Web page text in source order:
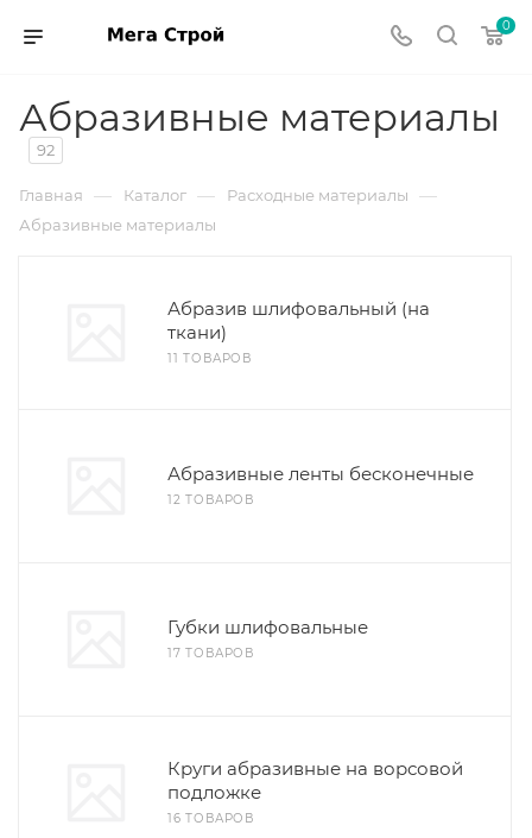
0
Абразивные материалы
92
Главная — Каталог — Расходные материалы —
Абразивные материалы
Абразив шлифовальный (на
ткани)
11 ТОВАРОВ
Абразивные ленты бесконечные
12 ТОВАРОВ
Губки шлифовальные
17 ТОВАРОВ
Круги абразивные на ворсовой
подложке
16 ТОВАРОВ